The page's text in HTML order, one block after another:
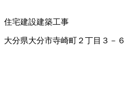
住宅建設建築工事
大分県大分市寺崎町２丁目３－６